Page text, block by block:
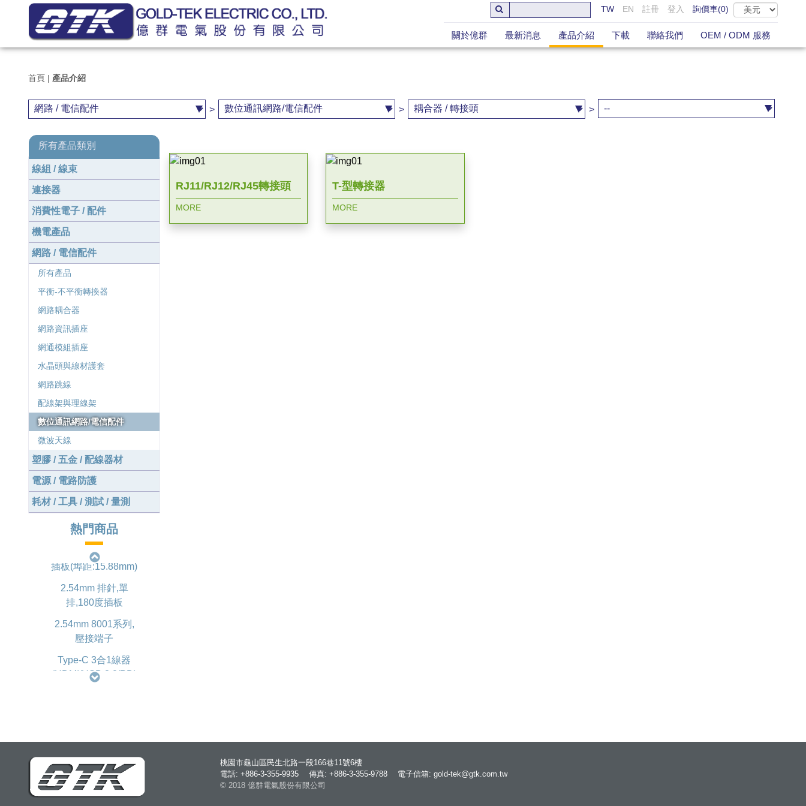
詢價車(0)
登入
註冊
EN
TW
關於億群 最新消息 產品介紹 下載 聯絡我們 OEM / ODM 服務
首頁 | 產品介紹
> > >
所有產品類別
線組 / 線束
連接器
消費性電子 / 配件
機電產品
網路 / 電信配件
所有產品
平衡-不平衡轉換器
網路耦合器
網路資訊插座
網通模組插座
水晶頭與線材護套
網路跳線
配線架與理線架
數位通訊網路/電信配件
微波天線
塑膠 / 五金 / 配線器材
電源 / 電路防護
耗材 / 工具 / 測試 / 量測
熱門商品
Type-C 3合1線器
(HDMI/USB 3.2/PD)
1.20mm 1202系列,
板端基座,90度表面
貼焊
1.25mm 1285系列,
壓接端子
D-SUB 雙埠型,90度
插板(埠距:15.88mm)
2.54mm 排針,單
排,180度插板
2.54mm 8001系列,
壓接端子
Type-C 3合1線器
(HDMI/USB 3.2/PD)
1.25mm 1285系列,
壓接端子
D-SUB 雙埠型,90度
插板(埠距:15.88mm)
RJ11/RJ12/RJ45轉接頭
MORE
T-型轉接器
MORE
桃園市龜山區民生北路一段166巷11號6樓
電話: +886-3-355-9935
傳真: +886-3-355-9788
電子信箱: gold-tek@gtk.com.tw
© 2018 億群電氣股份有限公司